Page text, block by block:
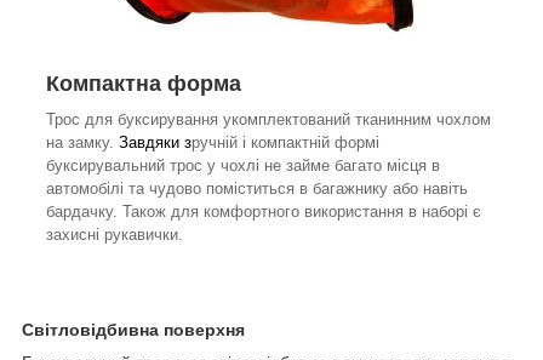
Компактна форма
Трос для буксирування укомплектований тканинним чохлом
на замку. Завдяки зручній і компактній формі
буксирувальний трос у чохлі не займе багато місця в
автомобілі та чудово поміститься в багажнику або навіть
бардачку. Також для комфортного використання в наборі є
захисні рукавички.
Світловідбивна поверхня